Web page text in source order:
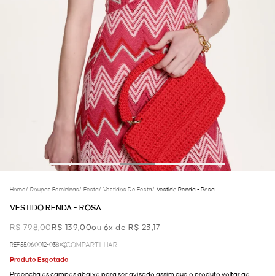
Home/ Roupas Femininas/ Festa/ Vestidos De Festa/ Vestido Renda - Rosa
VESTIDO RENDA - ROSA
R$ 798,00R$ 139,00ou 6x de R$ 23,17
REF.55.06.0012-038
COMPARTILHAR
Produto Esgotado